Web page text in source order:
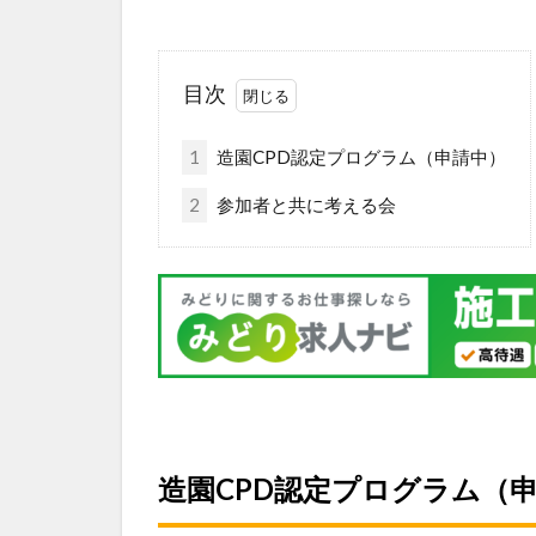
目次
1 造園CPD認定プログラム（申請中）
2 参加者と共に考える会
造園CPD認定プログラム（